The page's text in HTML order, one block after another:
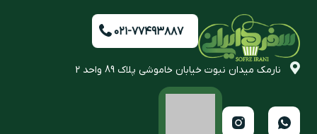
۰۲۱-۷۷۴۹۳۸۸۷
نارمک میدان نبوت خیابان خاموشی پلاک 89 واحد 2